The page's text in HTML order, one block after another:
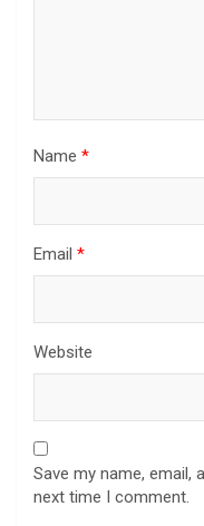
Name *
Email *
Website
Save my name, email,
next time I comment.